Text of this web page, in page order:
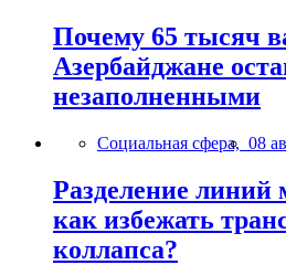
Почему 65 тысяч
Азербайджане
незаполненными
Социальная сфера, 08
Разделение линий
как избежать
коллапса?